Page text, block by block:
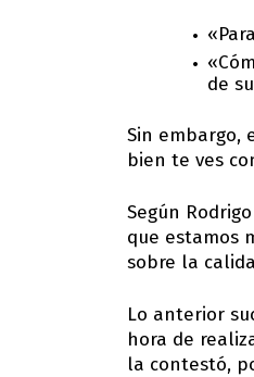
de
Sin embargo,
bien te ves
Según
que estamos
sobre la
Lo anterior
hora de
la contestó,